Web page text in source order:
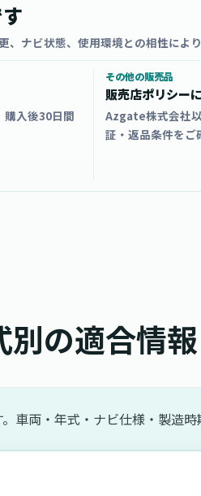
、ナビ状態、使用環境との相性によ
入後30日間
その他の販売品
販売店ポリシー
Azgate株式会社
証・返品条件をご
別の適合情報
車両・年式・ナビ仕様・製造